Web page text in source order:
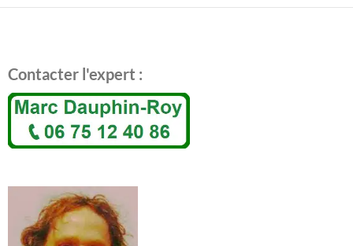
Contacter l'expert :